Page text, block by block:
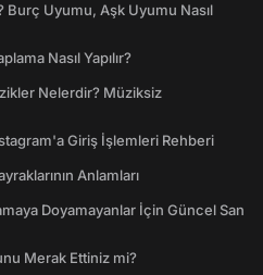
Uyumu, Aşk Uyumu Nasıl
Nasıl Yapılır?
Nelerdir? Müziksiz
Giriş İşlemleri Rehberi
Anlamları
Doyamayanlar İçin Güncel San
Merak Ettiniz mi?